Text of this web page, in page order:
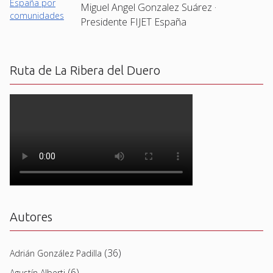
Miguel Angel Gonzalez Suárez ·
Presidente FIJET España
Ruta de La Ribera del Duero
Autores
Adrián González Padilla (36)